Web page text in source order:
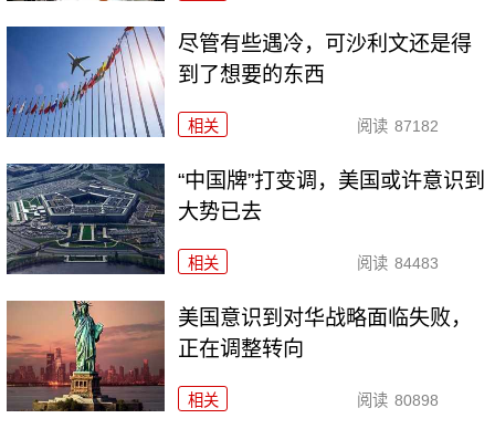
尽管有些遇冷，可沙利文还是得
到了想要的东西
相关 阅读 87182
“中国牌”打变调，美国或许意识到
大势已去
相关 阅读 84483
美国意识到对华战略面临失败，
正在调整转向
相关 阅读 80898